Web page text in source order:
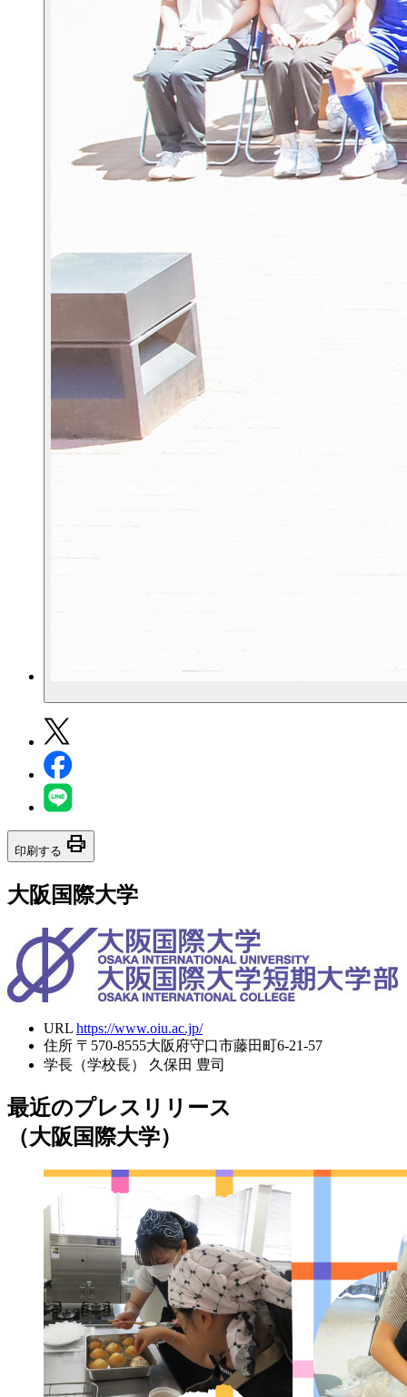
印刷する print
大阪国際大学
URL https://www.oiu.ac.jp/
住所 〒570-8555大阪府守口市藤田町6-21-57
学長（学校長）
久保田 豊司
最近のプレスリリース
（大阪国際大学）